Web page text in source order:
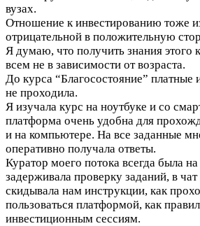
вузах.
Отношение к инвестированию тоже
отрицательной в положительную
Я думаю, что получить знания этого
всем не в зависимости от возраста.
До курса “Благосостояние”
не проходила.
Я изучала курс на ноутбуке и со
платформа очень удобна для
и на компьютере. На все заданные
оперативно получала ответы.
Куратор моего потока всегда была
задерживала проверку заданий, в
скидывала нам инструкции, как
пользоваться платформой, как
инвестиционным сессиям.